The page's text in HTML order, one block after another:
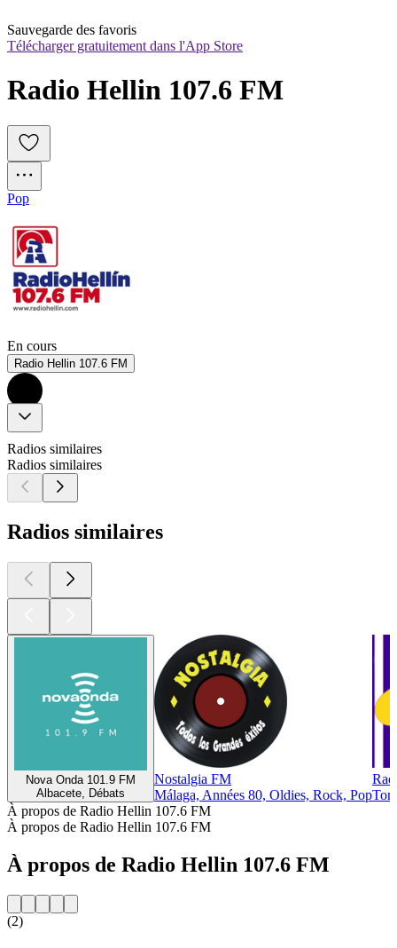
Sauvegarde des favoris
Télécharger gratuitement dans l'App Store
Radio Hellin 107.6 FM
Pop
En cours
Radio Hellin 107.6 FM
Radios similaires
Radios similaires
Radios similaires
Nova Onda 101.9 FM
Albacete, Débats
Nostalgia FM
Málaga, Années 80, Oldies, Rock, Pop
À propos de Radio Hellin 107.6 FM
À propos de Radio Hellin 107.6 FM
À propos de Radio Hellin 107.6 FM
(2)